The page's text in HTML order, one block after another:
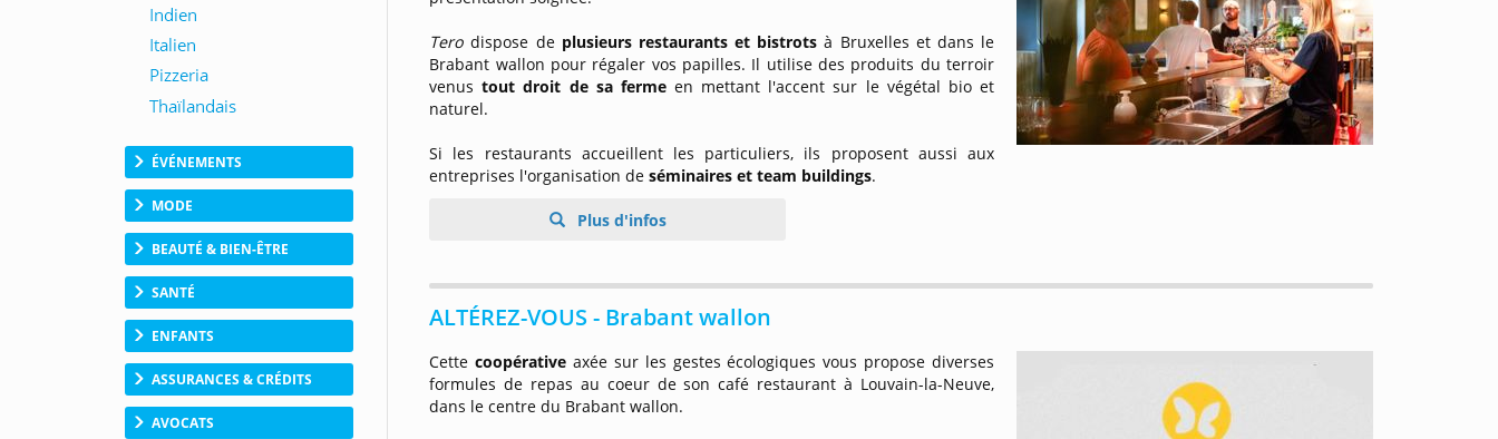
ÉVÉNEMENTS
MODE
BEAUTÉ & BIEN-ÊTRE
SANTÉ
ENFANTS
ASSURANCES & CRÉDITS
AVOCATS
Terodispose de plusieurs restaurants et bistrots à Bruxelles et dans le
Brabant wallon pour régaler vos papilles. Il utilise des produits du terroir
venus tout droit de sa fermeen mettant l'accent sur le végétal bio et
naturel.
Si les restaurants accueillent les particuliers, ils proposent aussi aux
entreprises l'organisation deséminaires et team buildings.
Plus d'infos
ALTÉREZ-VOUS - Brabant wallon
Cettecoopérative axée sur les gestes écologiques vous propose diverses
formules de repas au coeur de son café restaurant à Louvain-la-Neuve,
dans le centre du Brabant wallon.